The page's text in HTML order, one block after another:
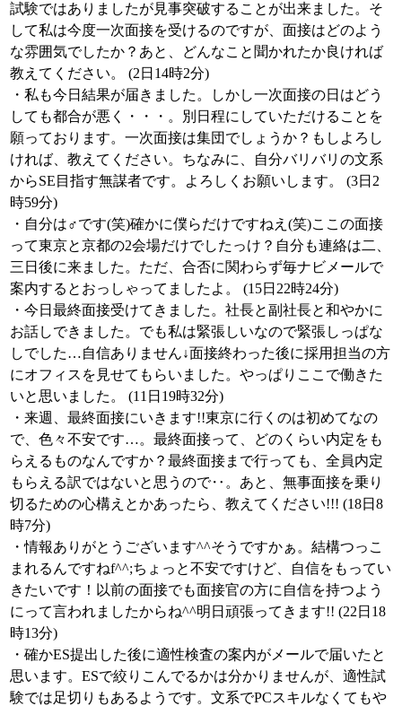
試験ではありましたが見事突破することが出来ました。そ
して私は今度一次面接を受けるのですが、面接はどのよう
な雰囲気でしたか？あと、どんなこと聞かれたか良ければ
教えてください。 (2日14時2分)
・私も今日結果が届きました。しかし一次面接の日はどう
しても都合が悪く・・・。別日程にしていただけることを
願っております。一次面接は集団でしょうか？もしよろし
ければ、教えてください。ちなみに、自分バリバリの文系
からSE目指す無謀者です。よろしくお願いします。 (3日2
時59分)
・自分は♂です(笑)確かに僕らだけですねえ(笑)ここの面接
って東京と京都の2会場だけでしたっけ？自分も連絡は二、
三日後に来ました。ただ、合否に関わらず毎ナビメールで
案内するとおっしゃってましたよ。 (15日22時24分)
・今日最終面接受けてきました。社長と副社長と和やかに
お話しできました。でも私は緊張しいなので緊張しっぱな
しでした…自信ありません↓面接終わった後に採用担当の方
にオフィスを見せてもらいました。やっぱりここで働きた
いと思いました。 (11日19時32分)
・来週、最終面接にいきます!!東京に行くのは初めてなの
で、色々不安です…。最終面接って、どのくらい内定をも
らえるものなんですか？最終面接まで行っても、全員内定
もらえる訳ではないと思うので‥。あと、無事面接を乗り
切るための心構えとかあったら、教えてください!!! (18日8
時7分)
・情報ありがとうございます^^そうですかぁ。結構つっこ
まれるんですねf^^;ちょっと不安ですけど、自信をもってい
きたいです！以前の面接でも面接官の方に自信を持つよう
にって言われましたからね^^明日頑張ってきます!! (22日18
時13分)
・確かES提出した後に適性検査の案内がメールで届いたと
思います。ESで絞りこんでるかは分かりませんが、適性試
験では足切りもあるようです。文系でPCスキルなくてもや